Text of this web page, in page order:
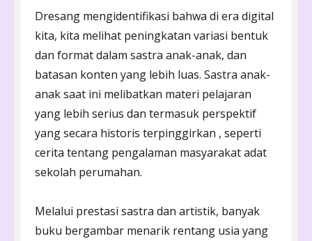
Dresang mengidentifikasi bahwa di era digital
kita, kita melihat peningkatan variasi bentuk
dan format dalam sastra anak-anak, dan
batasan konten yang lebih luas. Sastra anak-
anak saat ini melibatkan materi pelajaran
yang lebih serius dan termasuk perspektif
yang secara historis terpinggirkan , seperti
cerita tentang pengalaman masyarakat adat
sekolah perumahan.
Melalui prestasi sastra dan artistik, banyak
buku bergambar menarik rentang usia yang